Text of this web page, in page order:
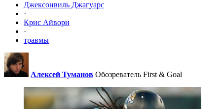
Джексонвиль Джагуарс
·
Крис Айвори
·
травмы
Алексей Туманов Обозреватель First & Goal